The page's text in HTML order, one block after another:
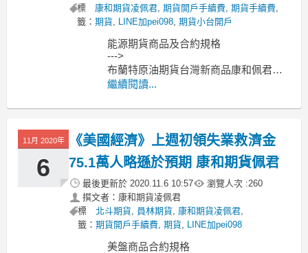
標
籤：
康和期貨凌佩君,期貨開戶手續費,期貨手續費,
期貨, LINE加pei098,期貨小台開戶
能源期貨商品及合約規格
--->
布蘭特原油期貨台灣新商品康和佩君介
紹
原油期貨、輕原油CL、小輕原油QM保
交易時間??
繼續閱讀...
11月 2020年
6
《美國經濟》上週初領失業救濟金
75.1萬人略遜於預期 康和期貨佩君
最後更新於 2020.11.6 10:57 瀏覽人次 :260
撰文者：康和期貨凌佩君
標
籤：
北斗期貨, 員林期貨, 康和期貨凌佩君,
期貨開戶手續費,期貨, LINE加pei098
美盤商品合約規格